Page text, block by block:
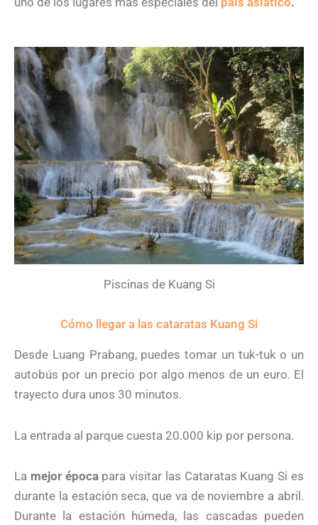
Piscinas de Kuang Si
Cómo llegar a las cataratas Kuang Si
Desde Luang Prabang, puedes tomar un tuk-tuk o un
autobús por un precio por algo menos de un euro. El
trayecto dura unos 30 minutos.
La entrada al parque cuesta 20.000 kip por persona.
La mejor épocapara visitar las Cataratas Kuang Si es
durante la estación seca, que va de noviembre a abril.
Durante la estación húmeda, las cascadas pueden